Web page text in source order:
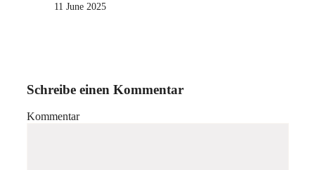
11 June 2025
Schreibe einen Kommentar
Kommentar